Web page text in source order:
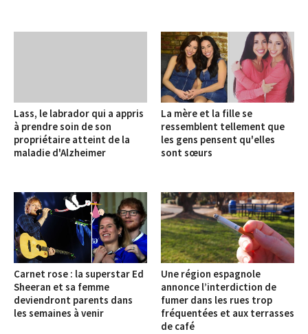
Lass, le labrador qui a appris
à prendre soin de son
propriétaire atteint de la
maladie d'Alzheimer
La mère et la fille se
ressemblent tellement que
les gens pensent qu'elles
sont sœurs
Carnet rose : la superstar Ed
Sheeran et sa femme
deviendront parents dans
les semaines à venir
Une région espagnole
annonce l’interdiction de
fumer dans les rues trop
fréquentées et aux terrasses
de café